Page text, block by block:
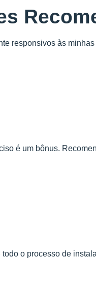
responsivos às
é um bônus.
o processo de